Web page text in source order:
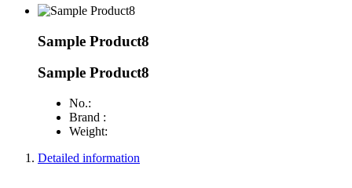
Sample Product8
Sample Product8
No.:
Brand :
Weight:
Detailed information